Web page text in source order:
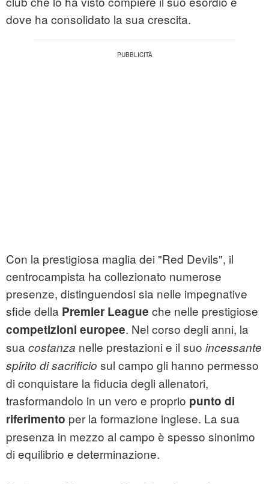
dove ha consolidato la sua crescita.
Con la prestigiosa maglia dei "Red Devils", il
centrocampista ha collezionato numerose
presenze, distinguendosi sia nelle impegnative
sfide della Premier League che nelle prestigiose
competizioni europee. Nel corso degli anni, la
sua costanza nelle prestazioni e il suo incessante
spirito di sacrificio sul campo gli hanno permesso
di conquistare la fiducia degli allenatori,
trasformandolo in un vero e proprio punto di
riferimento per la formazione inglese. La sua
presenza in mezzo al campo è spesso sinonimo
di equilibrio e determinazione.